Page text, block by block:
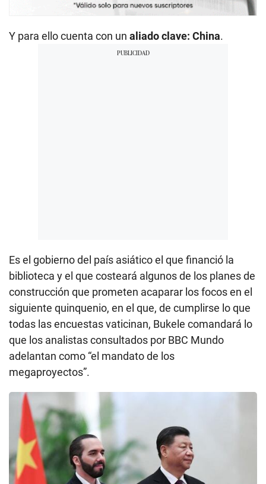
Y para ello cuenta con un aliado clave: China.
Es el gobierno del país asiático el que financió la
biblioteca y el que costeará algunos de los planes de
construcción que prometen acaparar los focos en el
siguiente quinquenio, en el que, de cumplirse lo que
todas las encuestas vaticinan, Bukele comandará lo
que los analistas consultados por BBC Mundo
adelantan como “el mandato de los
megaproyectos”.